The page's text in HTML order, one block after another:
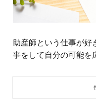
助産師という仕事が好
事をして自分の可能を